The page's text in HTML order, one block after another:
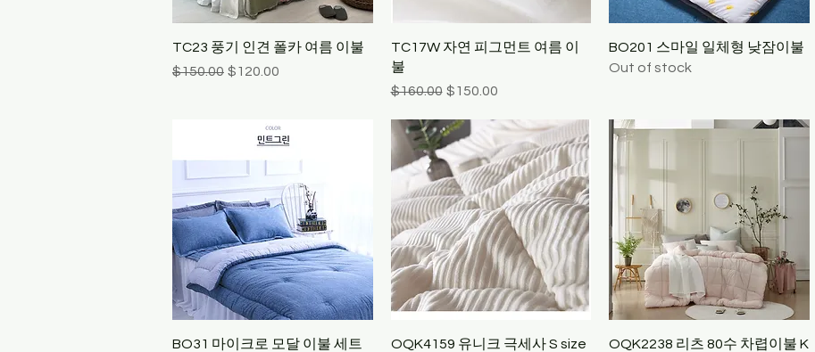
Quick View
TC23 풍기 인견 폴카 여름 이불
Regular Price
$150.00 Sale Price
$120.00
Quick View
TC17W 자연 피그먼트 여름 이
불
Regular Price
$160.00 Sale Price
$150.00
Quick View
BO201 스마일 일체형 낮잠이불
Out of stock
Quick View
BO31 마이크로 모달 이불 세트
Quick View
OQK4159 유니크 극세사 S size
Quick View
OQK2238 리츠 80수 차렵이불 K